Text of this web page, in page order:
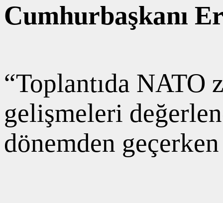
Cumhurbaşkanı
“Toplantıda NATO
gelişmeleri
dönemden